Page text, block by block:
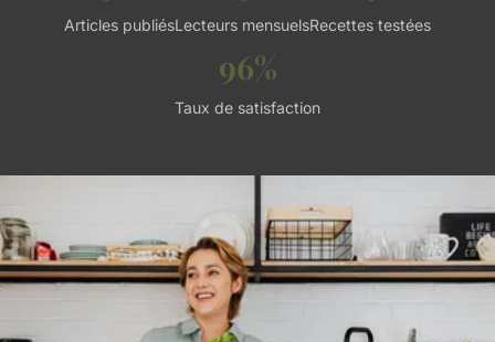
Articles publiésLecteurs mensuelsRecettes testées
96%
Taux de satisfaction